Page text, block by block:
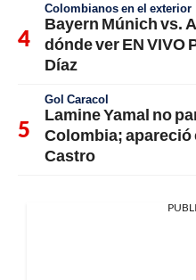
Colombianos en el exterior
Bayern Múnich vs.
dónde ver EN VIVO
Díaz
Gol Caracol
Lamine Yamal no
Colombia; apareció
Castro